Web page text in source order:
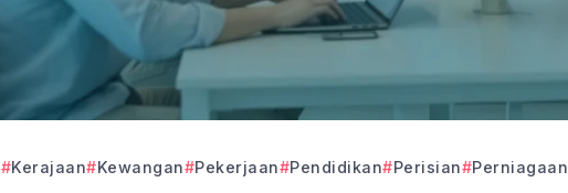
Kerajaan Kewangan Pekerjaan Pendidikan Perisian Perniagaan